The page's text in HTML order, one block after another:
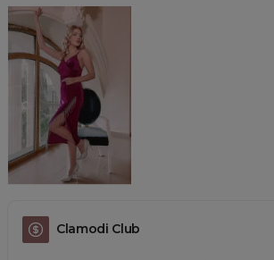
Clamodi Club